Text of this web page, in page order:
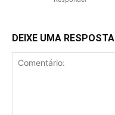
DEIXE UMA RESPOSTA